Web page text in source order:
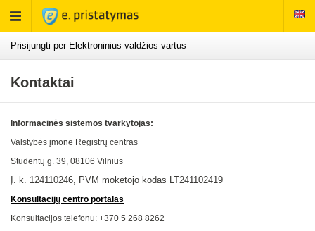
Rodyti
meniu
Prisijungti per Elektroninius valdžios vartus
Kontaktai
Informacinės sistemos tvarkytojas:
Valstybės įmonė Registrų centras
Studentų g. 39, 08106 Vilnius
Į. k. 124110246, PVM mokėtojo kodas LT241102419
Konsultacijų centro portalas
Konsultacijos telefonu: +370 5 268 8262